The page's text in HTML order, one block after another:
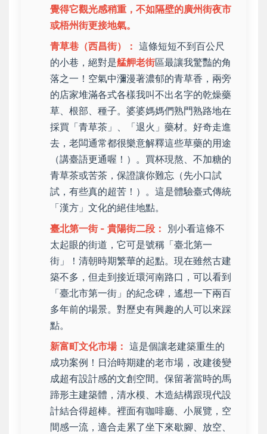
覺得它觀光感稍重，不如隔壁的廣州街夜市
或梧州街更接地氣。
青草巷（西昌街）： 這條短短不到百公尺
的小巷，絕對是艋舺老街區最讓我驚豔的角
落之一！空氣中瀰漫著濃郁的青草香，兩旁
的店家堆滿各式各樣我叫不出名字的乾燥藥
草、根部、種子。婆婆媽媽們熟門熟路地在
採買「青草茶」、「退火」藥材。好奇走進
去，老闆通常都很樂意解釋這些草藥的用途
（講臺語更通喔！）。買杯現熬、不加糖的
青草茶或苦茶，保證讓你難忘（先小口試
試，有些真的超苦！）。這是體驗臺式傳統
「漢方」文化的絕佳地點。
臺北第一街 - 貴陽街二段：
別小看這條不
太起眼的街道，它可是號稱「臺北第一
街」！清朝時期繁華的起點。現在雖然古建
築不多，但走到接近環河南路口，可以看到
「臺北市第一街」的紀念碑，遙想一下兩百
多年前的場景。對歷史有興趣的人可以來踩
點。
新富町文化市場： 這是個讓老建築重生的
成功案例！日治時期建的老市場，改建後變
成超有設計感的文創空間。保留著當時的馬
蹄形主建築體，清水模、木造結構跟現代設
計結合得超棒。裡面有咖啡廳、小展覽，空
間感一流，適合走累了坐下來歇腳、放空、